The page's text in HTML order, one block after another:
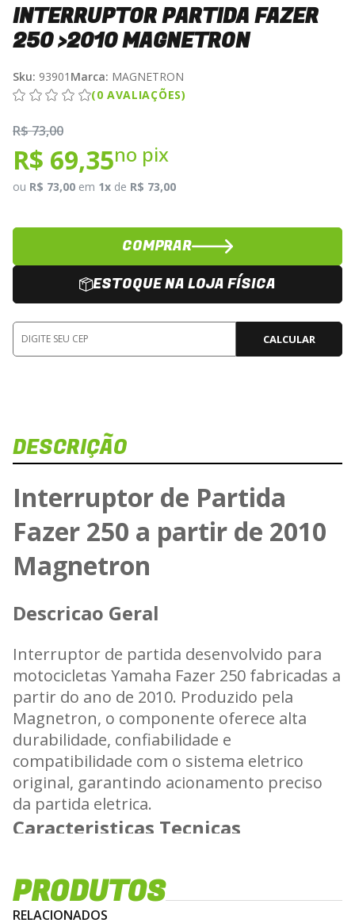
INTERRUPTOR PARTIDA FAZER
250 >2010 MAGNETRON
Sku: 93901 Marca: MAGNETRON
(0 AVALIAÇÕES)
R$ 73,00
R$ 69,35no pix
ou R$ 73,00 em 1x de R$ 73,00
COMPRAR
ESTOQUE NA LOJA FÍSICA
CALCULAR
DESCRIÇÃO
Interruptor de Partida
Fazer 250 a partir de 2010
Magnetron
Descricao Geral
Interruptor de partida desenvolvido para
motocicletas Yamaha Fazer 250 fabricadas a
partir do ano de 2010. Produzido pela
Magnetron, o componente oferece alta
durabilidade, confiabilidade e
compatibilidade com o sistema eletrico
original, garantindo acionamento preciso
da partida eletrica.
Caracteristicas Tecnicas
250 a partir de 2010
• Conectores padrao original que permitem
PRODUTOS
RELACIONADOS